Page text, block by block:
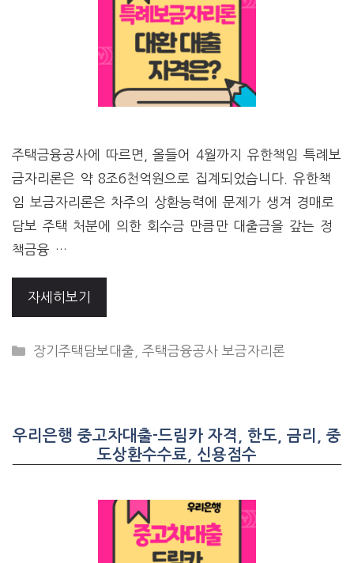
주택금융공사에 따르면, 올들어 4월까지 유한책임 특례보
금자리론은 약 8조6천억원으로 집계되었습니다. 유한책
임 보금자리론은 차주의 상환능력에 문제가 생겨 경매로
담보 주택 처분에 의한 회수금 만큼만 대출금을 갚는 정
책금융 …
자세히보기
CATEGORIES
장기주택담보대출 ,주택금융공사 보금자리론
우리은행 중고차대출-드림카 자격, 한도, 금리, 중
도상환수수료, 신용점수